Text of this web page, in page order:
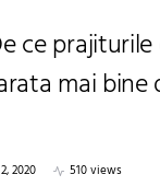
ce prajiturile
mai bine
2020
510 views